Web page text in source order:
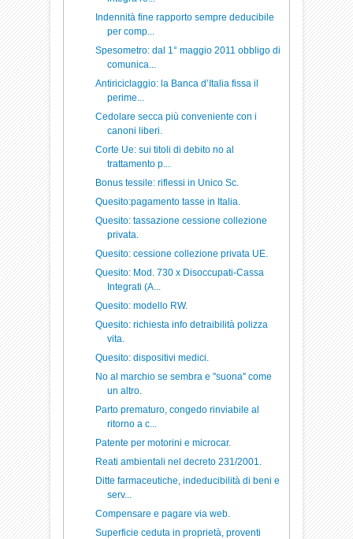
Indennità fine rapporto sempre deducibile
per comp...
Spesometro: dal 1° maggio 2011 obbligo di
comunica...
Antiriciclaggio: la Banca d’Italia fissa il
perime...
Cedolare secca più conveniente con i
canoni liberi.
Corte Ue: sui titoli di debito no al
trattamento p...
Bonus tessile: riflessi in Unico Sc.
Quesito:pagamento tasse in Italia.
Quesito: tassazione cessione collezione
privata.
Quesito: cessione collezione privata UE.
Quesito: Mod. 730 x Disoccupati-Cassa
Integrati (A...
Quesito: modello RW.
Quesito: richiesta info detraibilità polizza
vita.
Quesito: dispositivi medici.
No al marchio se sembra e ''suona'' come
un altro.
Parto prematuro, congedo rinviabile al
ritorno a c...
Patente per motorini e microcar.
Reati ambientali nel decreto 231/2001.
Ditte farmaceutiche, indeducibilità di beni e
serv...
Compensare e pagare via web.
Superficie ceduta in proprietà, proventi